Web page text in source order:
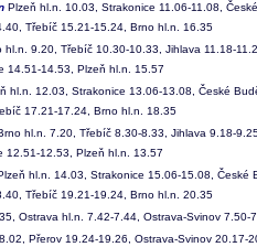
Plzeň hl.n. 10.03, Strakonice 11.06-11.08,
Třebíč 15.21-15.24, Brno hl.n. 16.35
hl.n. 9.20, Třebíč 10.30-10.33, Jihlava 11.18-
14.51-14.53, Plzeň hl.n. 15.57
hl.n. 12.03, Strakonice 13.06-13.08, České
17.21-17.24, Brno hl.n. 18.35
hl.n. 7.20, Třebíč 8.30-8.33, Jihlava 9.18-
12.51-12.53, Plzeň hl.n. 13.57
hl.n. 14.03, Strakonice 15.06-15.08, České
Třebíč 19.21-19.24, Brno hl.n. 20.35
Ostrava hl.n. 7.42-7.44, Ostrava-Svinov 7.50-
Přerov 19.24-19.26, Ostrava-Svinov